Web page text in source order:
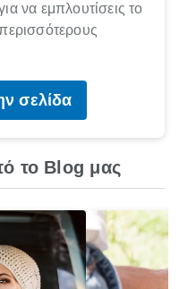
να εμπλουτίσεις το
σελίδα
το Blog μας